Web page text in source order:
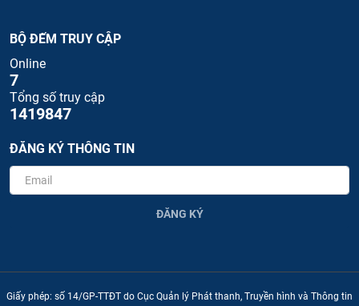
BỘ ĐẾM TRUY CẬP
Online
7
Tổng số truy cập
1419847
ĐĂNG KÝ THÔNG TIN
ĐĂNG KÝ
Giấy phép: số 14/GP-TTĐT do Cục Quản lý Phát thanh, Truyền hình và Thông tin